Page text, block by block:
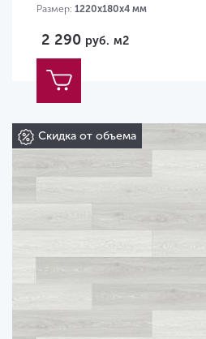
Размер: 1220х180х4 мм
2 290 руб. м2
Скидка от объема